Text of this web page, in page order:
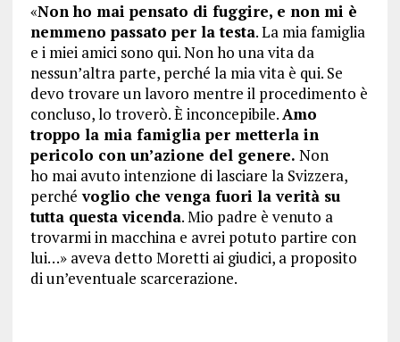
«Non ho mai pensato di fuggire, e non mi è
nemmeno passato per la testa. La mia famiglia
e i miei amici sono qui. Non ho una vita da
nessun’altra parte, perché la mia vita è qui. Se
devo trovare un lavoro mentre il procedimento è
concluso, lo troverò. È inconcepibile.Amo
troppo la mia famiglia per metterla in
pericolo con un’azione del genere. Non
ho mai avuto intenzione di lasciare la Svizzera,
perché voglio che venga fuori la verità su
tutta questa vicenda. Mio padre è venuto a
trovarmi in macchina e avrei potuto partire con
lui…» aveva detto Moretti ai giudici, a proposito
di un’eventuale scarcerazione.